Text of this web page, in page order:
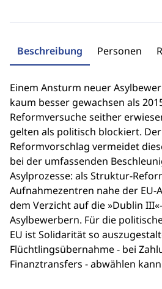
Beschreibung Personen
Einem Ansturm neuer
kaum besser gewachsen als
Reformversuche seither
gelten als politisch blockiert.
Reformvorschlag vermeidet
bei der umfassenden
Asylprozesse: als Struktur-
Aufnahmezentren nahe der EU-
dem Verzicht auf die »Dublin
Asylbewerbern. Für die
EU ist Solidarität so
Flüchtlingsübernahme - bei
Finanztransfers - abwählen